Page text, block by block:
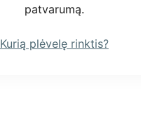
patvarumą.
Kurią plėvelę rinktis?